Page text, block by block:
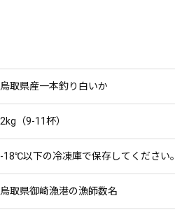
烏取県産一本釣り白いか
2kg（9-11杯）
-18℃以下の冷凍庫で保存してください。
烏取県御崎漁港の漁師数名